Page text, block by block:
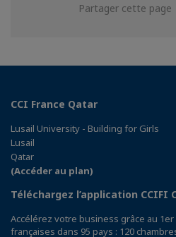
Partager cette page
CCI France Qatar
Lusail University - Building for Girls
Lusail
Qatar
(Accéder au plan)
Téléchargez l’application CCIFI
Accélérez votre business grâce au
françaises dans 95 pays : 120